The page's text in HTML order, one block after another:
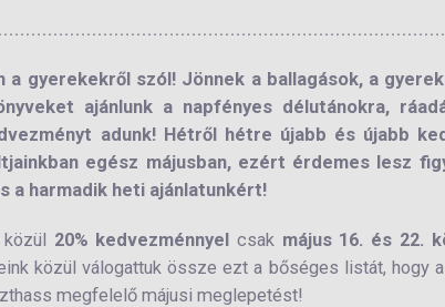
a gyerekekről szól! Jönnek a ballagások, a
ajánlunk a napfényes délutánokra,
adunk! Hétről hétre újabb és újabb
egész májusban, ezért érdemes lesz
a harmadik heti ajánlatunkért!
20% kedvezménnyel csak május 16. és 22.
közül válogattuk össze ezt a bőséges listát, hogy
megfelelő májusi meglepetést!